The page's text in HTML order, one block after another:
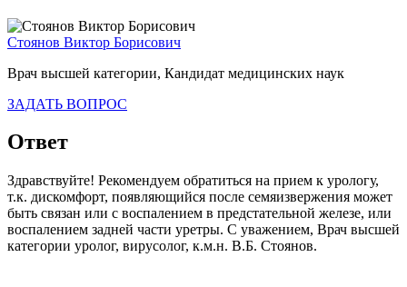
Стоянов Виктор Борисович
Врач высшей категории, Кандидат медицинских наук
ЗАДАТЬ ВОПРОС
Ответ
Здравствуйте! Рекомендуем обратиться на прием к урологу,
т.к. дискомфорт, появляющийся после семяизвержения может
быть связан или с воспалением в предстательной железе, или
воспалением задней части уретры. С уважением, Врач высшей
категории уролог, вирусолог, к.м.н. В.Б. Стоянов.